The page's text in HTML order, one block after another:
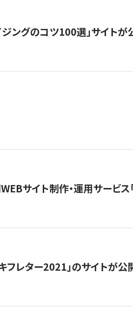
ングのコツ100選」サイトが
WEBサイト制作・運用サービ
フレター2021」のサイトが公